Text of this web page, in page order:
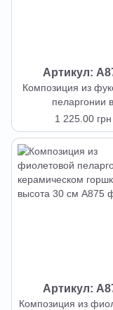
Артикул:
Композиция из
пеларгонии в
прямоугольном
высота 35 см
1 225.00 грн
Артикул:
Композиция из